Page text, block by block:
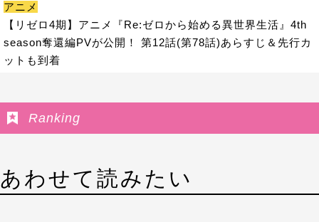
アニメ
【リゼロ4期】アニメ『Re:ゼロから始める異世界生活』4th
season奪還編PVが公開！ 第12話(第78話)あらすじ＆先行カ
ットも到着
Ranking
あわせて読みたい